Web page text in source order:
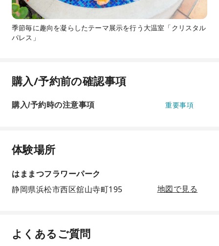
季節毎に趣向を凝らしたテーマ展示を行う大温室「クリスタル
パレス」
購入/予約前の確認事項
購入/予約時の注意事項 重要事項
体験場所
はままつフラワーパーク
静岡県浜松市西区舘山寺町195
地図で見る
よくあるご質問